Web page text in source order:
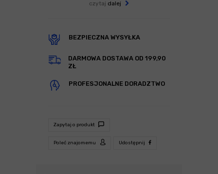
czytaj dalej
BEZPIECZNA WYSYŁKA
DARMOWA DOSTAWA OD 199,90
ZŁ
PROFESJONALNE DORADZTWO
Zapytaj o produkt
Poleć znajomemu Udostępnij